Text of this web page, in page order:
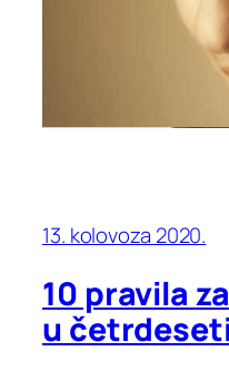
13. kolovoza 2020.
10 pravila
u